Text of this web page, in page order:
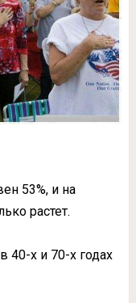
53%, и на
растет.
40-х и 70-х годах